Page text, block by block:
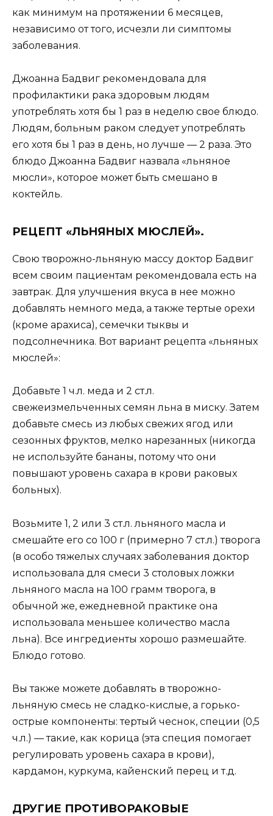
как минимум на протяжении 6 месяцев,
независимо от того, исчезли ли симптомы
заболевания.
Джоанна Бадвиг рекомендовала для
профилактики рака здоровым людям
употреблять хотя бы 1 раз в неделю свое блюдо.
Людям, больным раком следует употреблять
его хотя бы 1 раз в день, но лучше — 2 раза. Это
блюдо Джоанна Бадвиг назвала «льняное
мюсли», которое может быть смешано в
коктейль.
РЕЦЕПТ «ЛЬНЯНЫХ МЮСЛЕЙ».
Свою творожно-льняную массу доктор Бадвиг
всем своим пациентам рекомендовала есть на
завтрак. Для улучшения вкуса в нее можно
добавлять немного меда, а также тертые орехи
(кроме арахиса), семечки тыквы и
подсолнечника. Вот вариант рецепта «льняных
мюслей»:
Добавьте 1 ч.л. меда и 2 ст.л.
свежеизмельченных семян льна в миску. Затем
добавьте смесь из любых свежих ягод или
сезонных фруктов, мелко нарезанных (никогда
не используйте бананы, потому что они
повышают уровень сахара в крови раковых
больных).
Возьмите 1, 2 или 3 ст.л. льняного масла и
смешайте его со 100 г (примерно 7 ст.л.) творога
(в особо тяжелых случаях заболевания доктор
использовала для смеси 3 столовых ложки
льняного масла на 100 грамм творога, в
обычной же, ежедневной практике она
использовала меньшее количество масла
льна). Все ингредиенты хорошо размешайте.
Блюдо готово.
Вы также можете добавлять в творожно-
льняную смесь не сладко-кислые, а горько-
острые компоненты: тертый чеснок, специи (0,5
ч.л.) — такие, как корица (эта специя помогает
регулировать уровень сахара в крови),
кардамон, куркума, кайенский перец и т.д.
ДРУГИЕ ПРОТИВОРАКОВЫЕ